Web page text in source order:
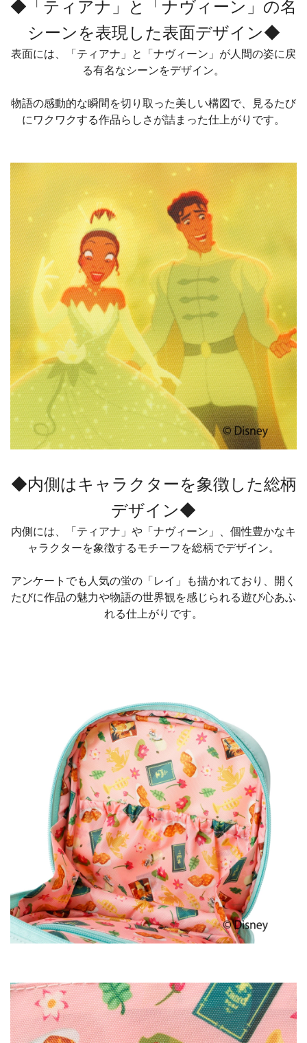
◆「ティアナ」と「ナヴィーン」の名
シーンを表現した表面デザイン◆
表面には、「ティアナ」と「ナヴィーン」が人間の姿に戻
る有名なシーンをデザイン。
物語の感動的な瞬間を切り取った美しい構図で、見るたび
にワクワクする作品らしさが詰まった仕上がりです。
◆内側はキャラクターを象徴した総柄
デザイン◆
内側には、「ティアナ」や「ナヴィーン」、個性豊かなキ
ャラクターを象徴するモチーフを総柄でデザイン。
アンケートでも人気の蛍の「レイ」も描かれており、開く
たびに作品の魅力や物語の世界観を感じられる遊び心あふ
れる仕上がりです。